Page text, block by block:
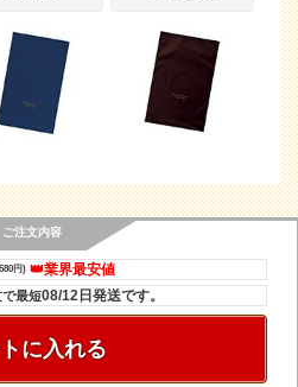
ご注文内容
👑業界最安値
円)
最短08/12日発送です。
に入れる